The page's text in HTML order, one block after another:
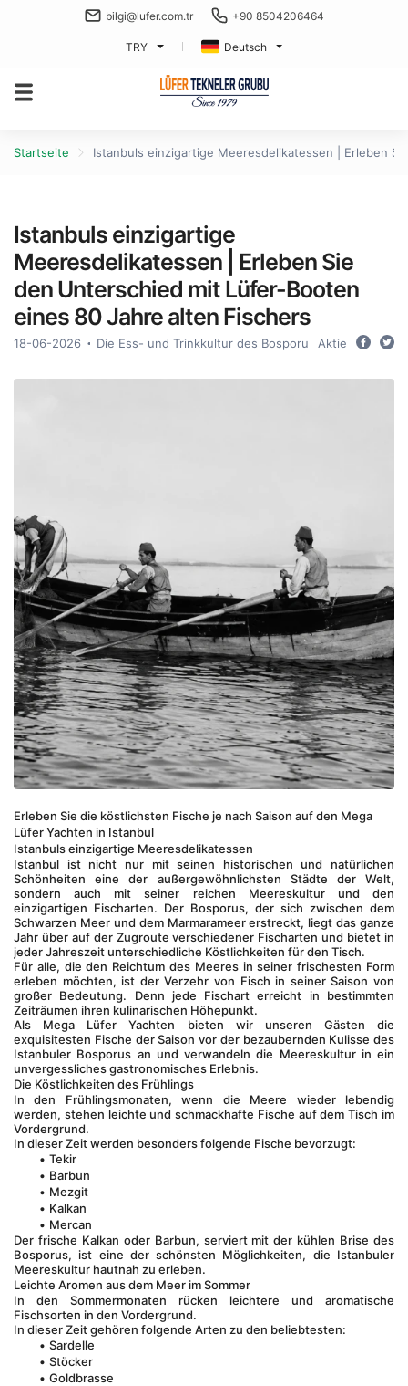
bilgi@lufer.com.tr +90 8504206464
TRY Deutsch
Startseite Istanbuls einzigartige Meeresdelikatessen | Erleben
Istanbuls einzigartige
Meeresdelikatessen | Erleben Sie
den Unterschied mit Lüfer-Booten
eines 80 Jahre alten Fischers
18-06-2026 Die Ess- und Trinkkultur des Bosporus in Istanbul
Aktie
Erleben Sie die köstlichsten Fische je nach Saison auf den Mega
Lüfer Yachten in Istanbul
Istanbuls einzigartige Meeresdelikatessen
Istanbul ist nicht nur mit seinen historischen und natürlichen
Schönheiten eine der außergewöhnlichsten Städte der Welt,
sondern auch mit seiner reichen Meereskultur und den
einzigartigen Fischarten. Der Bosporus, der sich zwischen dem
Schwarzen Meer und dem Marmarameer erstreckt, liegt das ganze
Jahr über auf der Zugroute verschiedener Fischarten und bietet in
jeder Jahreszeit unterschiedliche Köstlichkeiten für den Tisch.
Für alle, die den Reichtum des Meeres in seiner frischesten Form
erleben möchten, ist der Verzehr von Fisch in seiner Saison von
großer Bedeutung. Denn jede Fischart erreicht in bestimmten
Zeiträumen ihren kulinarischen Höhepunkt.
Als Mega Lüfer Yachten bieten wir unseren Gästen die
exquisitesten Fische der Saison vor der bezaubernden Kulisse des
Istanbuler Bosporus an und verwandeln die Meereskultur in ein
unvergessliches gastronomisches Erlebnis.
Die Köstlichkeiten des Frühlings
In den Frühlingsmonaten, wenn die Meere wieder lebendig
werden, stehen leichte und schmackhafte Fische auf dem Tisch im
Vordergrund.
In dieser Zeit werden besonders folgende Fische bevorzugt:
Tekir
Barbun
Mezgit
Kalkan
Mercan
Der frische Kalkan oder Barbun, serviert mit der kühlen Brise des
Bosporus, ist eine der schönsten Möglichkeiten, die Istanbuler
Meereskultur hautnah zu erleben.
Leichte Aromen aus dem Meer im Sommer
In den Sommermonaten rücken leichtere und aromatische
Fischsorten in den Vordergrund.
In dieser Zeit gehören folgende Arten zu den beliebtesten:
Sardelle
Stöcker
Goldbrasse